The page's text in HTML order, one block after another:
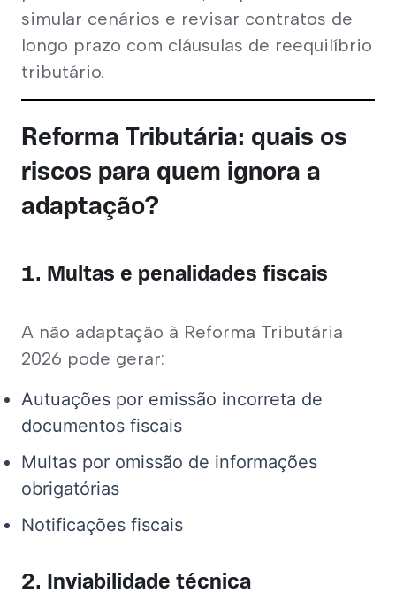
simular cenários e revisar contratos de
longo prazo com cláusulas de reequilíbrio
tributário.
Reforma Tributária: quais os
riscos para quem ignora a
adaptação?
1. Multas e penalidades fiscais
A não adaptação à Reforma Tributária
2026 pode gerar:
Autuações por emissão incorreta de
documentos fiscais
Multas por omissão de informações
obrigatórias
Notificações fiscais
2. Inviabilidade técnica